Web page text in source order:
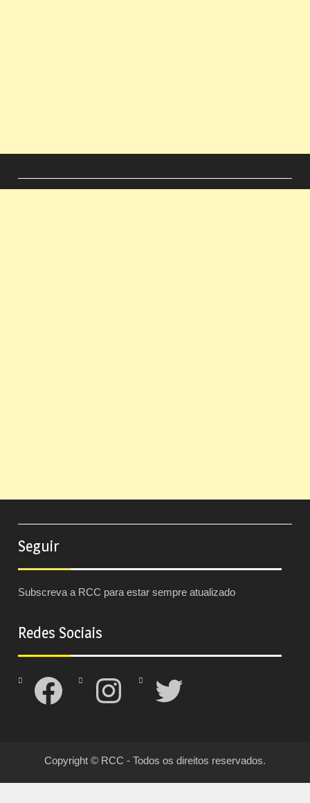
Seguir
Subscreva a RCC para estar sempre atualizado
Redes Sociais
Facebook Instagram Twitter
Copyright © RCC - Todos os direitos reservados.